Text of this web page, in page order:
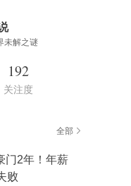
未解之谜
192
关注度
全部
门2年！年薪
败